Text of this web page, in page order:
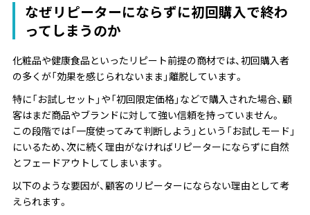
なぜリピーターにならずに初回購入で終わ
ってしまうのか
化粧品や健康食品といったリピート前提の商材では、初回購入者
の多くが「効果を感じられないまま」離脱しています。
特に「お試しセット」や「初回限定価格」などで購入された場合、顧
客はまだ商品やブランドに対して強い信頼を持っていません。
この段階では「一度使ってみて判断しよう」という「お試しモード」
にいるため、次に続く理由がなければリピーターにならずに自然
とフェードアウトしてしまいます。
以下のような要因が、顧客のリピーターにならない理由として考
えられます。